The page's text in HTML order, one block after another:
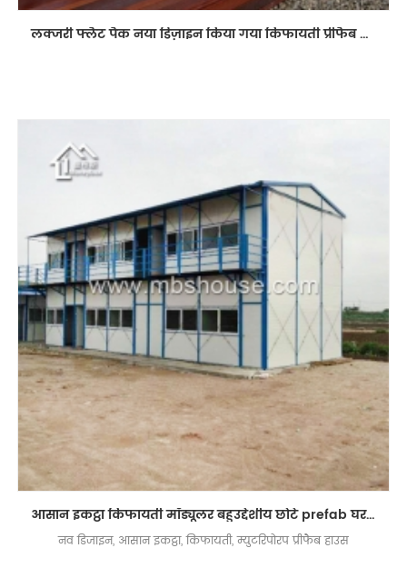
लक्जरी फ्लैट पैक नया डिज़ाइन किया गया किफायती प्रीफैब कंटेनर शॉप हाउस / रेस्तरां रूम
आसान इकट्ठा किफायती मॉड्यूलर बहुउद्देशीय छोटे prefab घर डिजाइन
नव डिजाइन, आसान इकट्ठा, किफायती, म्युटरिपोरप प्रीफैब हाउस